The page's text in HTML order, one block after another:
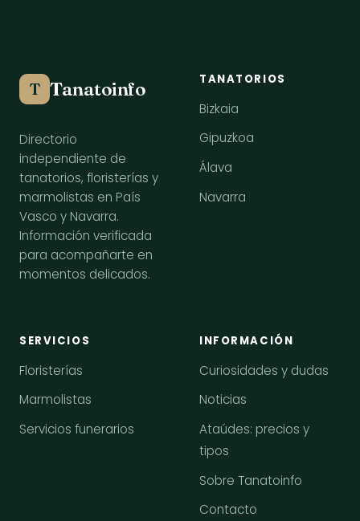
T Tanatoinfo
Directorio
independiente de
tanatorios, floristerías y
marmolistas en País
Vasco y Navarra.
Información verificada
para acompañarte en
momentos delicados.
TANATORIOS
Bizkaia
Gipuzkoa
Álava
Navarra
SERVICIOS
Floristerías
Marmolistas
Servicios funerarios
INFORMACIÓN
Curiosidades y dudas
Noticias
Ataúdes: precios y
tipos
Sobre Tanatoinfo
Contacto